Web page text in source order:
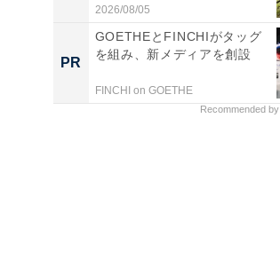
2026/08/05
PR
GOETHEとFINCHIがタッグ
を組み、新メディアを創設
FINCHI on GOETHE
Recommended by